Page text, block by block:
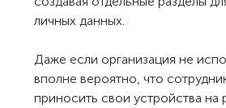
личных данных.
Даже если организация не
вполне вероятно, что
приносить свои устройства на